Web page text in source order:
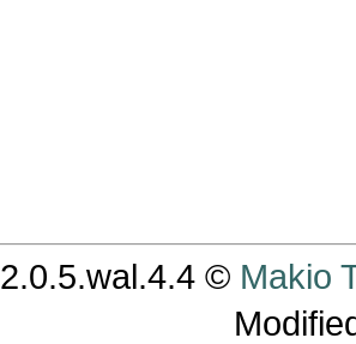
2.0.5.wal.4.4 © Makio